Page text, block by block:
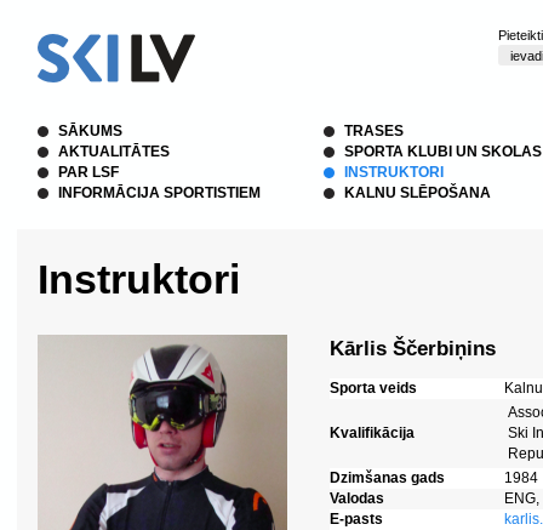
SĀKUMS
AKTUALITĀTES
PAR LSF
INFORMĀCIJA SPORTISTIEM
TRASES
SPORTA KLUBI UN SKOLAS
INSTRUKTORI
KALNU SLĒPOŠANA
Instruktori
Kārlis Ščerbiņins
Sporta veids
Kvalifikācija
Ski
Dzimšanas gads
1984
Valodas
E-pasts